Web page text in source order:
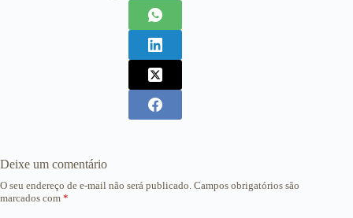
Deixe um comentário
O seu endereço de e-mail não será publicado. Campos obrigatórios são
marcados com *